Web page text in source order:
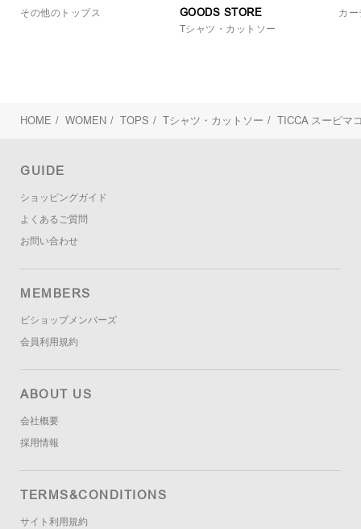
その他のトップス
GOODS STORE
Tシャツ・カットソー
カ
HOME / WOMEN / TOPS / Tシャツ・カットソー / TICCA スーピマ
GUIDE
ショッピングガイド
よくあるご質問
お問い合わせ
MEMBERS
ビショップメンバーズ
会員利用規約
ABOUT US
会社概要
採用情報
TERMS&CONDITIONS
サイト利用規約